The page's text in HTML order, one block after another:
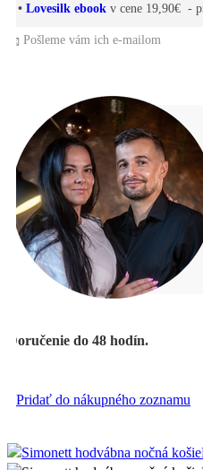
• Lovesilk ebook v cene 19,90€ -
📩 Pošleme vám ich e-mailom
Doručenie do 48 hodín.
Pridať do nákupného zoznamu